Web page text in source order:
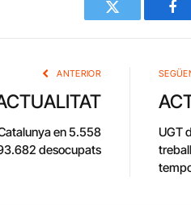
Twitter
ANTERIOR
en 5.558
desocupats
UGT